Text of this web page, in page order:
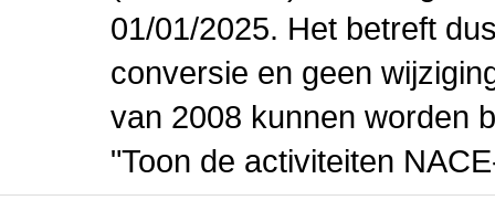
01/01/2025. Het betreft
conversie en geen
van 2008 kunnen worden
"Toon de activiteiten